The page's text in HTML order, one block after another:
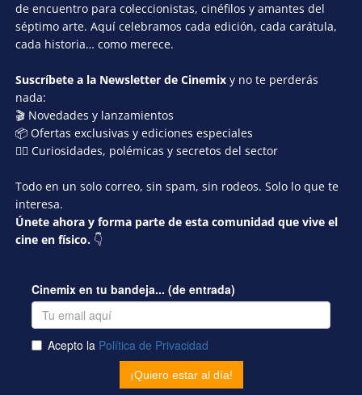
de encuentro para coleccionistas, cinéfilos y amantes del
séptimo arte. Aquí celebramos cada edición, cada carátula,
cada historia… como merece.
Suscríbete a la Newsletter de Cinemix y no te perderás
nada:
🎬 Novedades y lanzamientos
📦 Ofertas exclusivas y ediciones especiales
🕵️‍♂️ Curiosidades, polémicas y secretos del sector
Todo en un solo correo, sin spam, sin rodeos. Solo lo que te
interesa.
Únete ahora y forma parte de esta comunidad que vive el
cine en físico. 👇